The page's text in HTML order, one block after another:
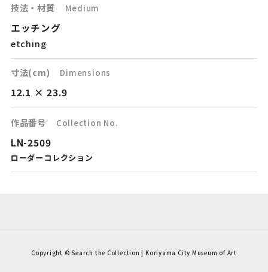
技法・材質 Medium
エッチング
etching
寸法(cm) Dimensions
12.1 × 23.9
作品番号 Collection No.
LN-2509
ローダーコレクション
Copyright © Search the Collection | Koriyama City Museum of Art